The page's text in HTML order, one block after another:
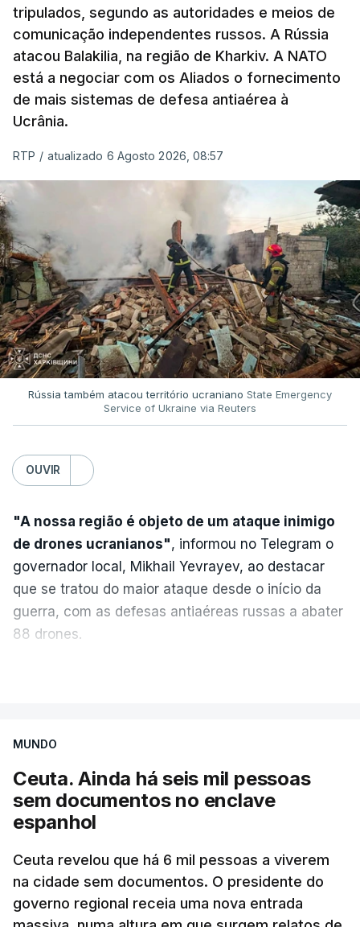
tripulados, segundo as autoridades e meios de
comunicação independentes russos. A Rússia
atacou Balakilia, na região de Kharkiv. A NATO
está a negociar com os Aliados o fornecimento
de mais sistemas de defesa antiaérea à
Ucrânia.
RTP / atualizado 6 Agosto 2026, 08:57
Rússia também atacou território ucraniano State Emergency
Service of Ukraine via Reuters
OUVIR
"A nossa região é objeto de um ataque inimigo
de drones ucranianos", informou no Telegram o
governador local, Mikhail Yevrayev, ao destacar
que se tratou do maior ataque desde o início da
guerra, com as defesas antiaéreas russas a abater
88 drones.
da Crimeia e os mares Negro e de Azov.
O ataque ucraniano desta noite superou os
recordes anteriores: 556 drones a 17 de maio,
555 a 18 de junho e 389 a 25 de março. Segundo
consequência do ataque massivo contra
Yaroslavl.
MUNDO
Ceuta. Ainda há seis mil pessoas
sem documentos no enclave
espanhol
Ceuta revelou que há 6 mil pessoas a viverem
na cidade sem documentos. O presidente do
governo regional receia uma nova entrada